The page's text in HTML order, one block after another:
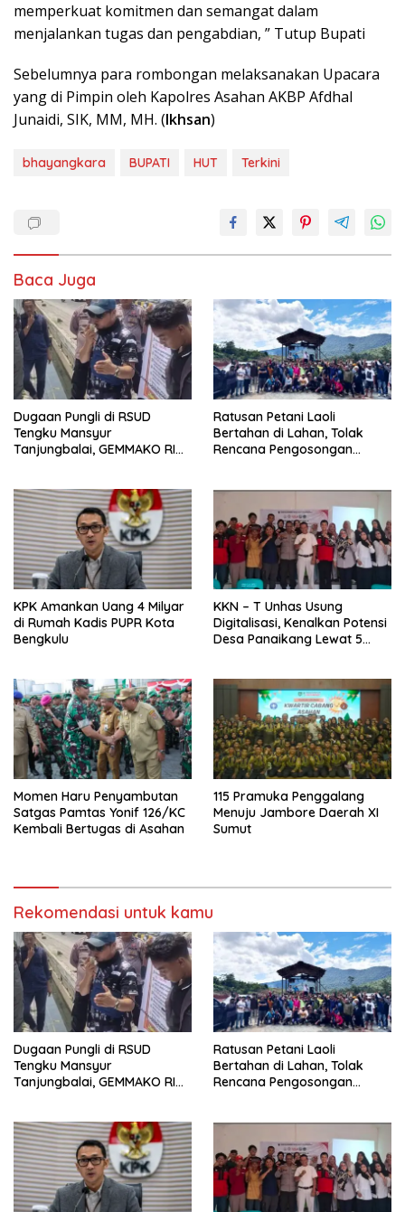
memperkuat komitmen dan semangat dalam
menjalankan tugas dan pengabdian, ” Tutup Bupati
Sebelumnya para rombongan melaksanakan Upacara
yang di Pimpin oleh Kapolres Asahan AKBP Afdhal
Junaidi, SIK, MM, MH. (Ikhsan)
bhayangkara BUPATI HUT Terkini
Baca Juga
Dugaan Pungli di RSUD
Tengku Mansyur
Tanjungbalai, GEMMAKO RI
Ratusan Petani Laoli
Bertahan di Lahan, Tolak
Rencana Pengosongan
KPK Amankan Uang 4 Milyar
di Rumah Kadis PUPR Kota
Bengkulu
KKN – T Unhas Usung
Digitalisasi, Kenalkan Potensi
Desa Panaikang Lewat 5
Momen Haru Penyambutan
Satgas Pamtas Yonif 126/KC
Kembali Bertugas di Asahan
115 Pramuka Penggalang
Menuju Jambore Daerah XI
Sumut
Rekomendasi untuk kamu
Dugaan Pungli di RSUD
Tengku Mansyur
Tanjungbalai, GEMMAKO RI
Ratusan Petani Laoli
Bertahan di Lahan, Tolak
Rencana Pengosongan